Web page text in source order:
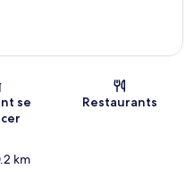
se
Restaurants
km